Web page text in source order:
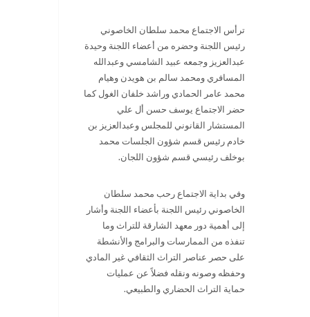
ترأس الاجتماع محمد سلطان الخاصوني
رئيس اللجنة وحضره من أعضاء اللجنة وحيدة
عبدالعزيز وجمعه عبيد الشامسي وعبدالله
المسافري ومحمد سالم بن هويدن وهيام
محمد عامر الحمادي وراشد خلفان الغول كما
حضر الاجتماع يوسف حسن أل علي
المستشار القانوني للمجلس وعبدالعزيز بن
خادم رئيس قسم شؤون الجلسات محمد
بوخلف رئيسي قسم شؤون اللجان.
وفي بداية الاجتماع رحب محمد سلطان
الخاصوني رئيس اللجنة بأعضاء اللجنة وأشار
إلى أهمية دور معهد الشارقة للتراث وما
تنفذه من الممارسات والبرامج والأنشطة
على حصر عناصر التراث الثقافي غير المادي
وحفظه وصونه ونقله فضلاً عن عمليات
حماية التراث الحضاري والطبيعي.